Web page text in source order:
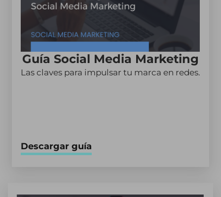
Guía Social Media Marketing
Las claves para impulsar tu marca en redes.
Descargar guía